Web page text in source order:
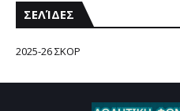
ΣΕΛΊΔΕΣ
2025-26 ΣΚΟΡ